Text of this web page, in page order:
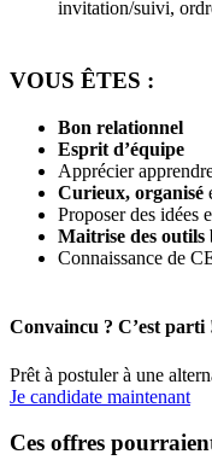
invitation/suivi,
VOUS ÊTES :
Bon relationnel
Esprit d’équipe
Apprécier
Curieux, organisé
Proposer des idées
Maitrise des outils
Connaissance de
Convaincu ? C’est parti
Prêt à postuler à une
Je candidate maintenant
Ces offres